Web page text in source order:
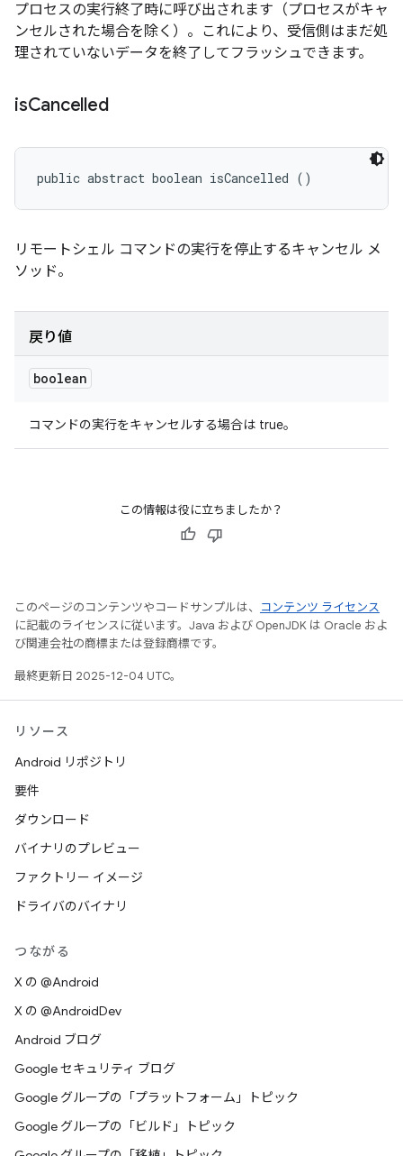
プロセスの実行終了時に呼び出されます（プロセスがキャ
ンセルされた場合を除く）。これにより、受信側はまだ処
理されていないデータを終了してフラッシュできます。
isCancelled
public abstract boolean isCancelled ()
リモートシェル コマンドの実行を停止するキャンセル メ
ソッド。
戻り値
boolean
コマンドの実行をキャンセルする場合は true。
この情報は役に立ちましたか？
このページのコンテンツやコードサンプルは、
コンテンツ ライセンス
に記載のライセンスに従います。Java および OpenJDK は Oracle およ
び関連会社の商標または登録商標です。
最終更新日 2025-12-04 UTC。
リソース
Android リポジトリ
要件
ダウンロード
バイナリのプレビュー
ファクトリー イメージ
ドライバのバイナリ
つながる
X の @Android
X の @AndroidDev
Android ブログ
Google セキュリティ ブログ
Google グループの「プラットフォーム」トピック
Google グループの「ビルド」トピック